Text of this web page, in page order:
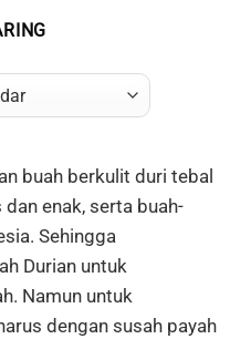
buah berkulit duri tebal
enak, serta buah-
Sehingga
Durian untuk
Namun untuk
dengan susah payah